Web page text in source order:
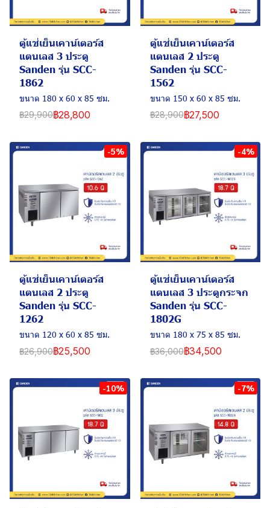
ตู้แช่เย็นเคาน์เตอร์ส
แตนเลส 3 ประตู
Sanden รุ่น SCC-
1862
ขนาด 180 x 60 x 85 ซม.
฿29,900฿28,800
ตู้แช่เย็นเคาน์เตอร์ส
แตนเลส 2 ประตู
Sanden รุ่น SCC-
1562
ขนาด 150 x 60 x 85 ซม.
฿28,900฿27,500
-5%
ตู้แช่เย็นเคาน์เตอร์ส
แตนเลส 2 ประตู
Sanden รุ่น SCC-
1262
ขนาด 120 x 60 x 85 ซม.
฿26,900฿25,500
-4%
ตู้แช่เย็นเคาน์เตอร์ส
แตนเลส 3 ประตูกระจก
Sanden รุ่น SCC-
1802G
ขนาด 180 x 75 x 85 ซม.
฿36,000฿34,500
-10% -7%